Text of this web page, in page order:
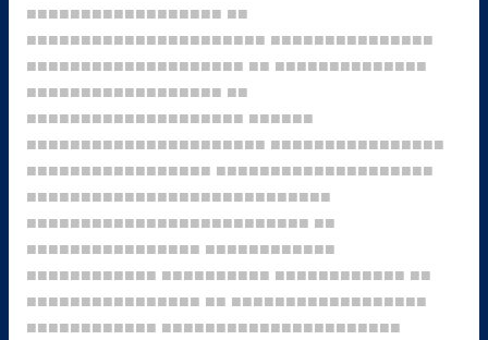
■■■■■■■■■■■■■■■■■■ ■■
■■■■■■■■■■■■■■■■■■■■■■ ■■■■■■■■■■■■■■■
■■■■■■■■■■■■■■■■■■■■ ■■ ■■■■■■■■■■■■■■
■■■■■■■■■■■■■■■■■■ ■■
■■■■■■■■■■■■■■■■■■■■ ■■■■■■
■■■■■■■■■■■■■■■■■■■■■■ ■■■■■■■■■■■■■■■■
■■■■■■■■■■■■■■■■■ ■■■■■■■■■■■■■■■■■■■■
■■■■■■■■■■■■■■■■■■■■■■■■■■■■
■■■■■■■■■■■■■■■■■■■■■■■■■■ ■■
■■■■■■■■■■■■■■■■ ■■■■■■■■■■■■
■■■■■■■■■■■■ ■■■■■■■■■■ ■■■■■■■■■■■■ ■■
■■■■■■■■■■■■■■■■ ■■ ■■■■■■■■■■■■■■■■■■
■■■■■■■■■■■■ ■■■■■■■■■■■■■■■■■■■■■■